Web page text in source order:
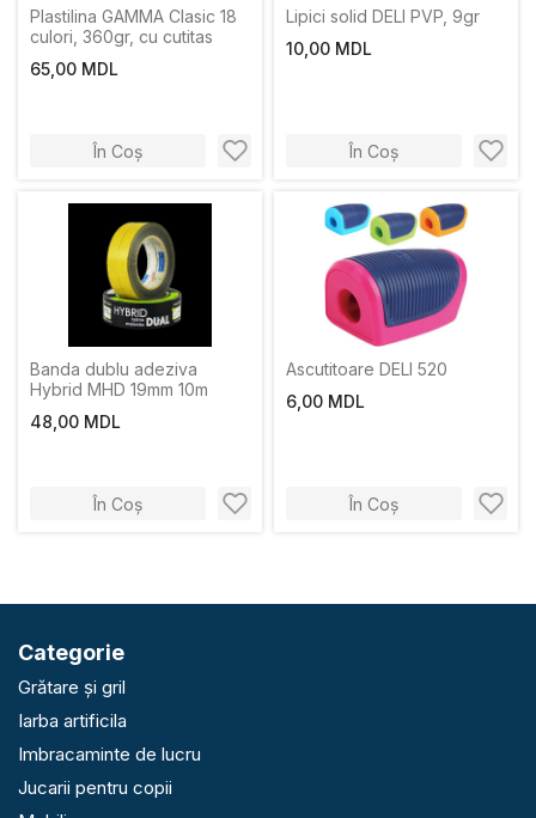
Plastilina GAMMA Clasic 18
culori, 360gr, cu cutitas
65,00 MDL
În Coș
Lipici solid DELI PVP, 9gr
10,00 MDL
În Coș
Banda dublu adeziva
Hybrid MHD 19mm 10m
48,00 MDL
În Coș
Ascutitoare DELI 520
6,00 MDL
În Coș
Categorie
Grătare și gril
Iarba artificila
Imbracaminte de lucru
Jucarii pentru copii